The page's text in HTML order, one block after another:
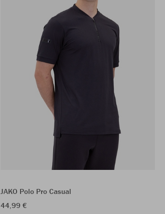
JAKO Polo Pro Casual
44,99 €